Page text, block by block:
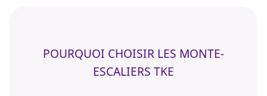
POURQUOI CHOISIR LES MONTE-
ESCALIERS TKE